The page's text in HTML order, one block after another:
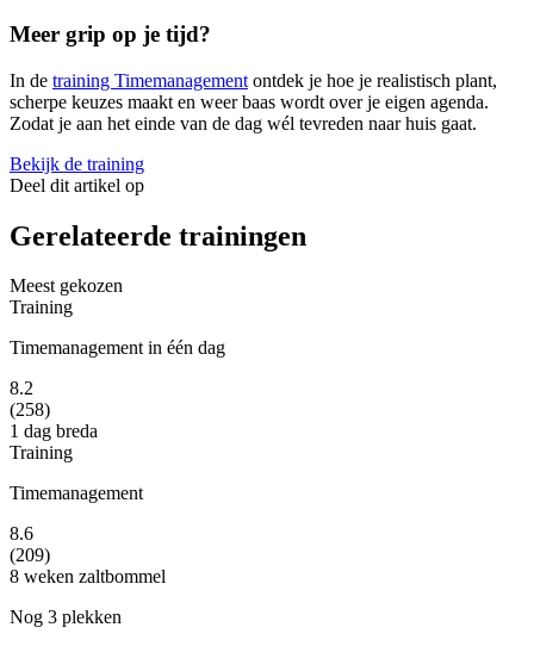
Meer grip op je tijd?
In de training Timemanagement ontdek je hoe je realistisch plant,
scherpe keuzes maakt en weer baas wordt over je eigen agenda.
Zodat je aan het einde van de dag wél tevreden naar huis gaat.
Bekijk de training
Deel dit artikel op
Gerelateerde trainingen
Meest gekozen
Training
Timemanagement in één dag
8.2
(258)
1 dag breda
Training
Timemanagement
8.6
(209)
8 weken zaltbommel
Nog 3 plekken